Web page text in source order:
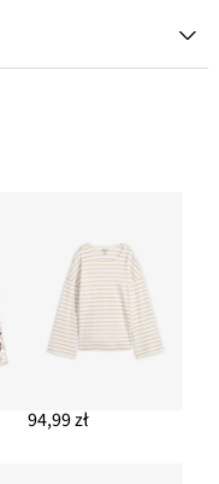
94,99 zł